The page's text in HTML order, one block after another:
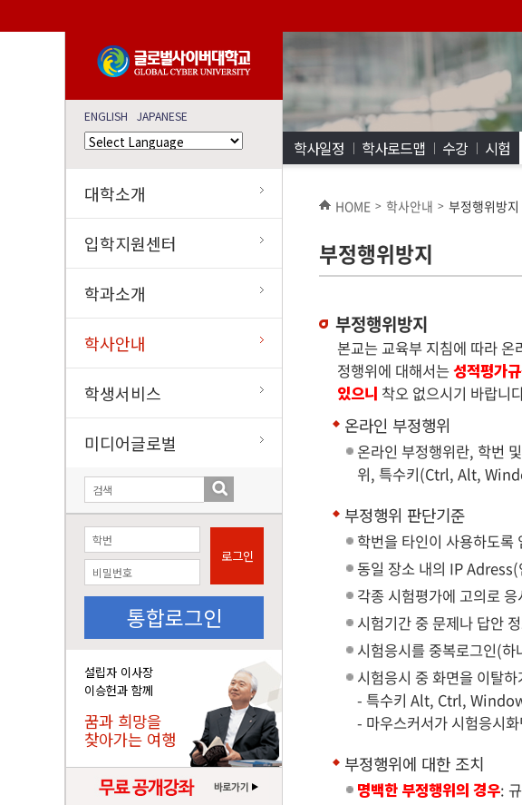
ENGLISH JAPANESE
대학소개
입학지원센터
학과소개
학사안내
학생서비스
미디어글로벌
로그인
통합로그인
설립자 이사장
이승헌과 함께
꿈과 희망을
찾아가는 여행
학사일정 학사로드맵 수강 시험
HOME > 학사안내 > 부정행위방지
부정행위방지
부정행위방지
본교는 교육부 지침에 따라 온
정행위에 대해서는성적평가
있으니 착오 없으시기 바랍니
온라인 부정행위
온라인 부정행위란, 학번
위, 특수키(Ctrl, Alt,
부정행위 판단기준
학번을 타인이 사용하도
동일 장소 내의 IP
각종 시험평가에 고의로
시험기간 중 문제나 답안
시험응시를 중복로그인(
시험응시 중 화면을 이탈
- 특수키 Alt, Ctrl,
- 마우스커서가 시험응시
부정행위에 대한 조치
명백한 부정행위의 경우: